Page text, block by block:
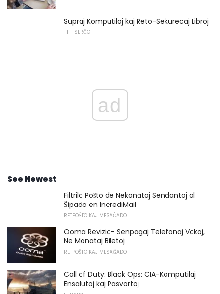
Supraj Komputiloj kaj Reto-Sekurecaj Libroj
TTT-SERĈO
ad
See Newest
Filtrilo Poŝto de Nekonataj Sendantoj al
Ŝipado en IncrediMail
RETPOŜTO KAJ MESAĜADO
Ooma Revizio- Senpagaj Telefonaj Vokoj,
Ne Monataj Biletoj
RETPOŜTO KAJ MESAĜADO
Call of Duty: Black Ops: CIA-Komputilaj
Ensalutoj kaj Pasvortoj